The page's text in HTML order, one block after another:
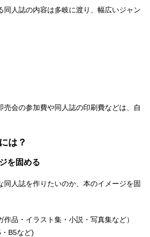
同人誌の内容は多岐に渡り、幅広いジャン
売会の参加費や同人誌の印刷費などは、自
は？
を固める
同人誌を作りたいのか、本のイメージを固
作品・イラスト集・小説・写真集など）
B5など)